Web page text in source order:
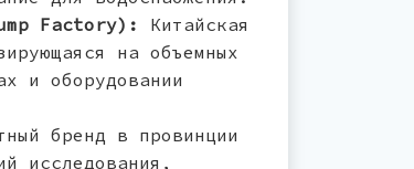
Factory):
Китайская
на объемных
и оборудовании
бренд в провинции
исследования,